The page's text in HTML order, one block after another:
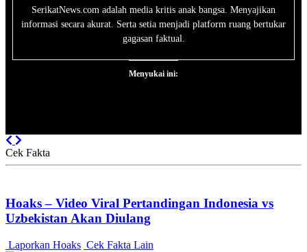
SerikatNews.com adalah media kritis anak bangsa. Menyajikan
informasi secara akurat. Serta setia menjadi platform ruang bertukar
gagasan faktual.
Menyukai ini:
Previous
Cek Fakta
Hoaks – Video Viral Pertandingan Indonesia vs
Uzbekistan Akan Diulang
Laporkan Hoaks Cek Fakta Lain